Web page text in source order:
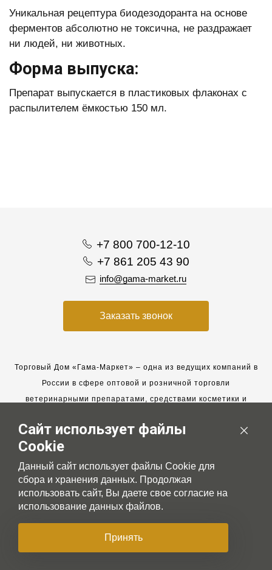
Уникальная рецептура биодезодоранта на основе
ферментов абсолютно не токсична, не раздражает
ни людей, ни животных.
Форма выпуска:
Препарат выпускается в пластиковых флаконах с
распылителем ёмкостью 150 мл.
+7 800 700-12-10
+7 861 205 43 90
info@gama-market.ru
Заказать звонок
Торговый Дом «Гама-Маркет» – одна из ведущих компаний в
России в сфере оптовой и розничной торговли
ветеринарными препаратами, средствами косметики и
Мы работаем с 2005 года. Мы приглашаем к сотрудничеству
новых клиентов и всегда рассчитываем на взаимовыгодные,
долгосрочные партнерские отношения.
Сайт использует файлы
Cookie
Данный сайт использует файлы Cookie для
сбора и хранения данных. Продолжая
использовать сайт, Вы даете свое согласие на
использование данных файлов.
Принять